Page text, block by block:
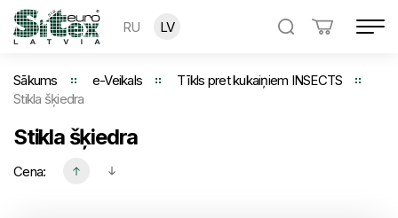
RU LV
Sākums e-Veikals
Tīkls pret kukaiņiem INSECTS
Stikla šķiedra
Stikla šķiedra
Cena: